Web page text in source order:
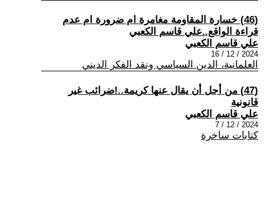
(46) خسارة المقاومة مغامرة ام ضرورة ام عدم
قراءة الواقع..علي قاسم الكعبي
علي قاسم الكعبي
2024 / 12 / 16
العلمانية، الدين السياسي ونقد الفكر الديني
(47) من أجل أن يقال عنها كريمة..!ضرائب غير
قانونية
علي قاسم الكعبي
2024 / 12 / 7
كتابات ساخرة